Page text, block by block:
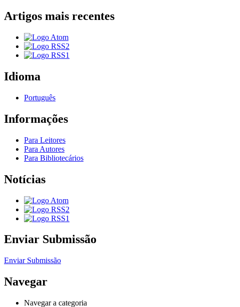
Artigos mais recentes
Idioma
Português
Informações
Para Leitores
Para Autores
Para Bibliotecários
Notícias
Enviar Submissão
Enviar Submissão
Navegar
Navegar a categoria